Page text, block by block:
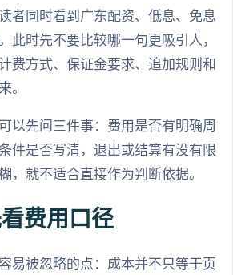
者同时看到广东配资、低息、免息
此时先不要比较哪一句更吸引人，
费方式、保证金要求、追加规则和
。
以先问三件事：费用是否有明确周
件是否写清，退出或结算有没有限
，就不适合直接作为判断依据。
费用口径
易被忽略的点：成本并不只等于页